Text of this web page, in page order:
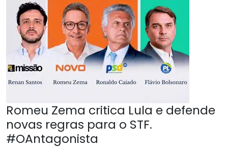
Romeu Zema critica Lula e defende
novas regras para o STF.
#OAntagonista